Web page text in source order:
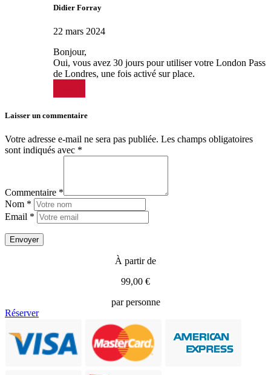
Didier Forray
22 mars 2024
Bonjour,
Oui, vous avez 30 jours pour utiliser votre London Pass
de Londres, une fois activé sur place.
Laisser un commentaire
Votre adresse e-mail ne sera pas publiée. Les champs obligatoires
sont indiqués avec *
Commentaire *
Nom *
Email *
À partir de
99,00 €
par personne
Réserver